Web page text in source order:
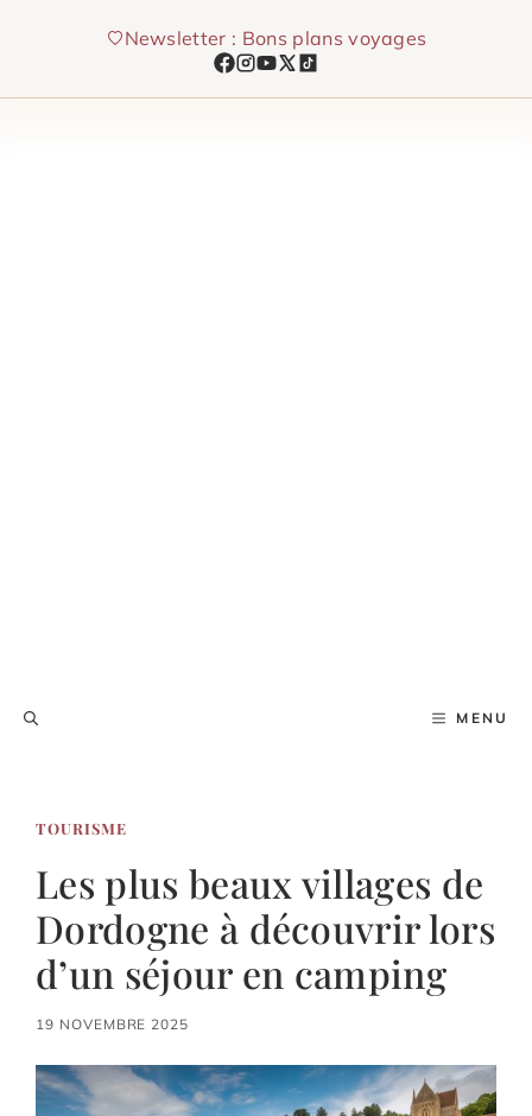
Newsletter : Bons plans voyages
MENU
TOURISME
Les plus beaux villages de
Dordogne à découvrir lors
d’un séjour en camping
19 NOVEMBRE 2025